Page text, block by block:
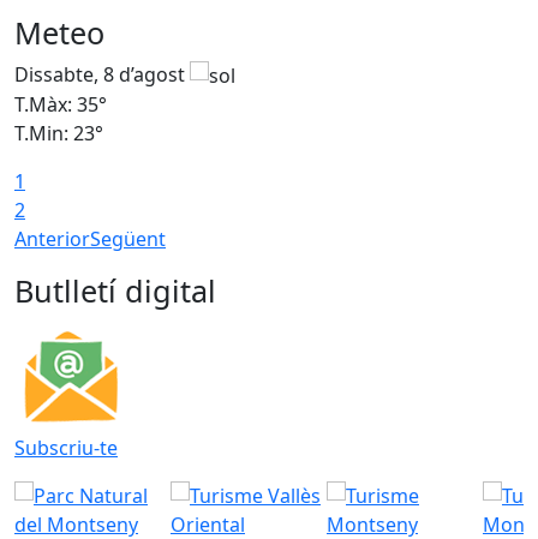
Meteo
Dissabte, 8 d’agost
T.Màx: 35°
T.Min: 23°
1
2
AnteriorSegüent
Butlletí digital
Subscriu-te